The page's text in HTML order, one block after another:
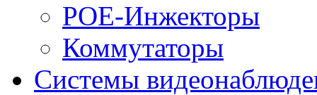
POE-Инжекторы
Коммутаторы
Системы